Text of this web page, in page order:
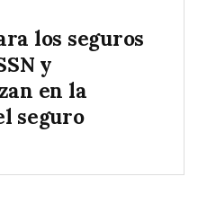
los seguros
y
en la
seguro